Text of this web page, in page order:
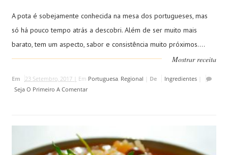
A pota é sobejamente conhecida na mesa dos portugueses, mas
só há pouco tempo atrás a descobri. Além de ser muito mais
barato, tem um aspecto, sabor e consistência muito próximos....
Mostrar receita
Em 23 Setembro, 2017 | Em Portuguesa, Regional De Ingredientes|
Seja O Primeiro A Comentar